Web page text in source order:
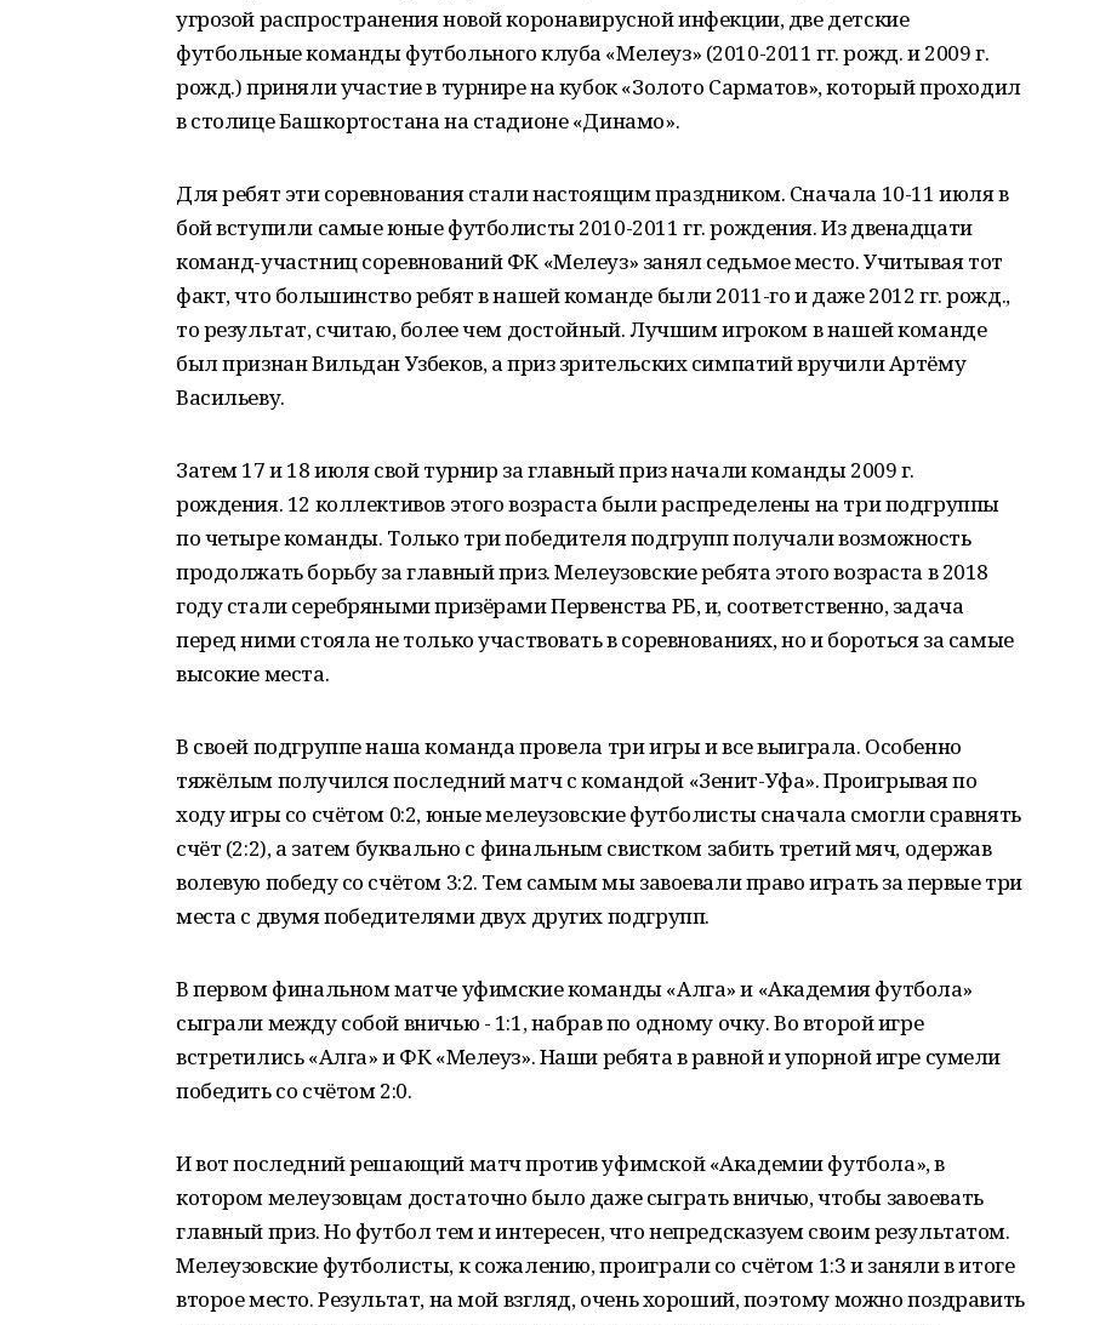
угрозой распространения новой коронавирусной инфекции, две детские
футбольные команды футбольного клуба «Мелеуз» (2010-2011 гг. рожд. и 2009 г.
рожд.) приняли участие в турнире на кубок «Золото Сарматов», который проходил
в столице Башкортостана на стадионе «Динамо».
Для ребят эти соревнования стали настоящим праздником. Сначала 10-11 июля в
бой вступили самые юные футболисты 2010-2011 гг. рождения. Из двенадцати
команд-участниц соревнований ФК «Мелеуз» занял седьмое место. Учитывая тот
факт, что большинство ребят в нашей команде были 2011-го и даже 2012 гг. рожд.,
то результат, считаю, более чем достойный. Лучшим игроком в нашей команде
был признан Вильдан Узбеков, а приз зрительских симпатий вручили Артёму
Васильеву.
Затем 17 и 18 июля свой турнир за главный приз начали команды 2009 г.
рождения. 12 коллективов этого возраста были распределены на три подгруппы
по четыре команды. Только три победителя подгрупп получали возможность
продолжать борьбу за главный приз. Мелеузовские ребята этого возраста в 2018
году стали серебряными призёрами Первенства РБ, и, соответственно, задача
перед ними стояла не только участвовать в соревнованиях, но и бороться за самые
высокие места.
В своей подгруппе наша команда провела три игры и все выиграла. Особенно
тяжёлым получился последний матч с командой «Зенит-Уфа». Проигрывая по
ходу игры со счётом 0:2, юные мелеузовские футболисты сначала смогли сравнять
счёт (2:2), а затем буквально с финальным свистком забить третий мяч, одержав
волевую победу со счётом 3:2. Тем самым мы завоевали право играть за первые три
места с двумя победителями двух других подгрупп.
В первом финальном матче уфимские команды «Алга» и «Академия футбола»
сыграли между собой вничью - 1:1, набрав по одному очку. Во второй игре
встретились «Алга» и ФК «Мелеуз». Наши ребята в равной и упорной игре сумели
победить со счётом 2:0.
И вот последний решающий матч против уфимской «Академии футбола», в
котором мелеузовцам достаточно было даже сыграть вничью, чтобы завоевать
главный приз. Но футбол тем и интересен, что непредсказуем своим результатом.
Мелеузовские футболисты, к сожалению, проиграли со счётом 1:3 и заняли в итоге
второе место. Результат, на мой взгляд, очень хороший, поэтому можно поздравить